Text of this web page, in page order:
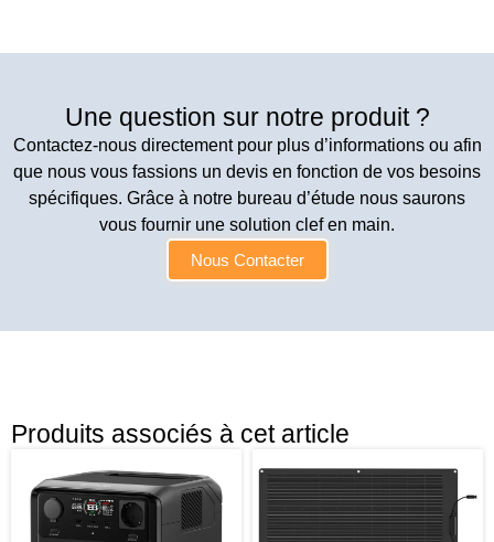
Une question sur notre produit ?
Contactez-nous directement pour plus d’informations ou afin
que nous vous fassions un devis en fonction de vos besoins
spécifiques. Grâce à notre bureau d’étude nous saurons
vous fournir une solution clef en main.
Nous Contacter
Produits associés à cet article